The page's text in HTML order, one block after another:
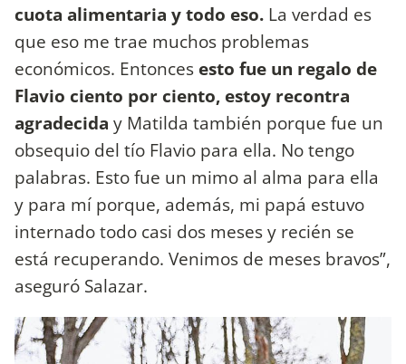
cuota alimentaria y todo eso. La verdad es
que eso me trae muchos problemas
económicos. Entonces esto fue un regalo de
Flavio ciento por ciento, estoy recontra
agradecida y Matilda también porque fue un
obsequio del tío Flavio para ella. No tengo
palabras. Esto fue un mimo al alma para ella
y para mí porque, además, mi papá estuvo
internado todo casi dos meses y recién se
está recuperando. Venimos de meses bravos”,
aseguró Salazar.